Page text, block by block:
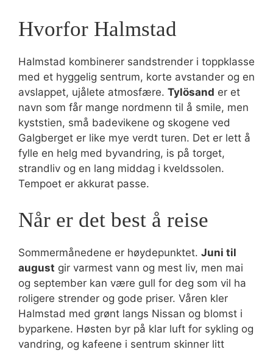
Hvorfor Halmstad
Halmstad kombinerer sandstrender i toppklasse
med et hyggelig sentrum, korte avstander og en
avslappet, ujålete atmosfære. Tylösand er et
navn som får mange nordmenn til å smile, men
kyststien, små badevikene og skogene ved
Galgberget er like mye verdt turen. Det er lett å
fylle en helg med byvandring, is på torget,
strandliv og en lang middag i kveldssolen.
Tempoet er akkurat passe.
Når er det best å reise
Sommermånedene er høydepunktet. Juni til
august gir varmest vann og mest liv, men mai
og september kan være gull for deg som vil ha
roligere strender og gode priser. Våren kler
Halmstad med grønt langs Nissan og blomst i
byparkene. Høsten byr på klar luft for sykling og
vandring, og kafeene i sentrum skinner litt